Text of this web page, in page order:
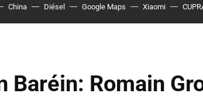
China Diésel Google Maps Xiaomi
Baréin: Romain